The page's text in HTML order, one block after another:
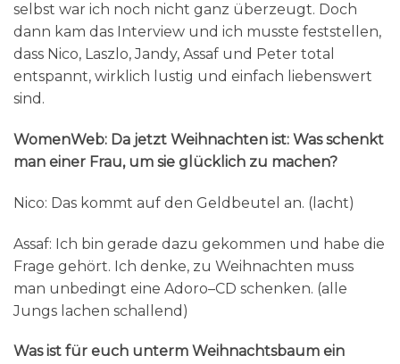
selbst war ich noch nicht ganz überzeugt. Doch
dann kam das Interview und ich musste feststellen,
dass Nico, Laszlo, Jandy, Assaf und Peter total
entspannt, wirklich lustig und einfach liebenswert
sind.
WomenWeb: Da jetzt Weihnachten ist: Was schenkt
man einer Frau, um sie glücklich zu machen?
Nico: Das kommt auf den Geldbeutel an. (lacht)
Assaf: Ich bin gerade dazu gekommen und habe die
Frage gehört. Ich denke, zu Weihnachten muss
man unbedingt eine Adoro–CD schenken. (alle
Jungs lachen schallend)
Was ist für euch unterm Weihnachtsbaum ein